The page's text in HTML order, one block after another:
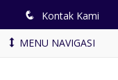
q Kontak Kami
MENU NAVIGASI